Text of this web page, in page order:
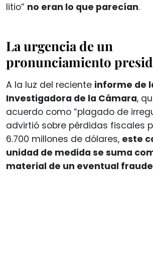
litio” no eran lo que parecían.
La urgencia de un
pronunciamiento
A la luz del reciente informe de
Investigadora de la Cámara,
acuerdo como “plagado de
advirtió sobre pérdidas fiscales
6.700 millones de dólares, este
unidad de medida se suma
material de un eventual fraude